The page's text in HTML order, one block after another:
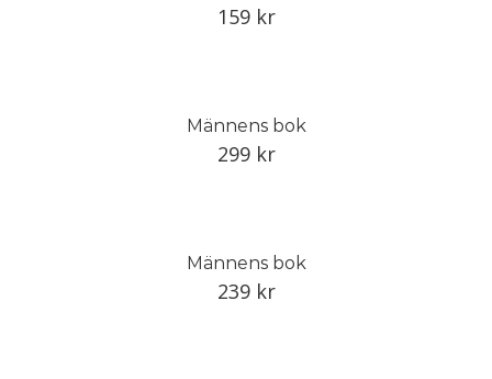
159 kr
Männens bok
299 kr
Männens bok
239 kr